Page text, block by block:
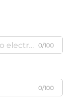
0/100
0/100